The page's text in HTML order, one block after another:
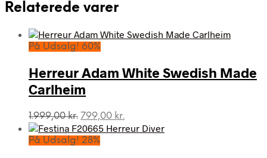
Relaterede varer
På Udsalg! 60%
Herreur Adam White Swedish Made
Carlheim
1.999,00kr. Den
oprindelige
pris
799,00 kr.
aktuelle
På Udsalg! 28%